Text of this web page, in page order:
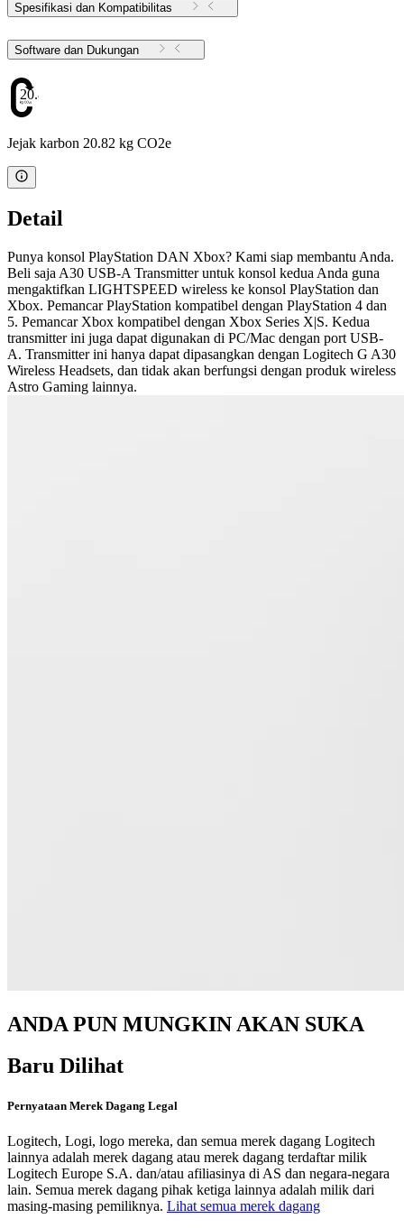
Spesifikasi dan Kompatibilitas
Software dan Dukungan
20.82
Jejak karbon 20.82 kg CO2e
Detail
Punya konsol PlayStation DAN Xbox? Kami siap membantu Anda.
Beli saja A30 USB-A Transmitter untuk konsol kedua Anda guna
mengaktifkan LIGHTSPEED wireless ke konsol PlayStation dan
Xbox. Pemancar PlayStation kompatibel dengan PlayStation 4 dan
5. Pemancar Xbox kompatibel dengan Xbox Series X|S. Kedua
transmitter ini juga dapat digunakan di PC/Mac dengan port USB-
A. Transmitter ini hanya dapat dipasangkan dengan Logitech G A30
Wireless Headsets, dan tidak akan berfungsi dengan produk wireless
Astro Gaming lainnya.
ANDA PUN MUNGKIN AKAN SUKA
Baru Dilihat
Pernyataan Merek Dagang Legal
Logitech, Logi, logo mereka, dan semua merek dagang Logitech
lainnya adalah merek dagang atau merek dagang terdaftar milik
Logitech Europe S.A. dan/atau afiliasinya di AS dan negara-negara
lain. Semua merek dagang pihak ketiga lainnya adalah milik dari
masing-masing pemiliknya. Lihat semua merek dagang